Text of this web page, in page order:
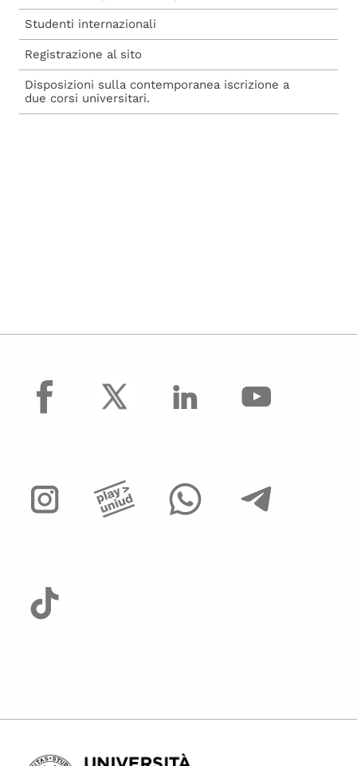
Studenti internazionali
Registrazione al sito
Disposizioni sulla contemporanea iscrizione a
due corsi universitari.
facebook